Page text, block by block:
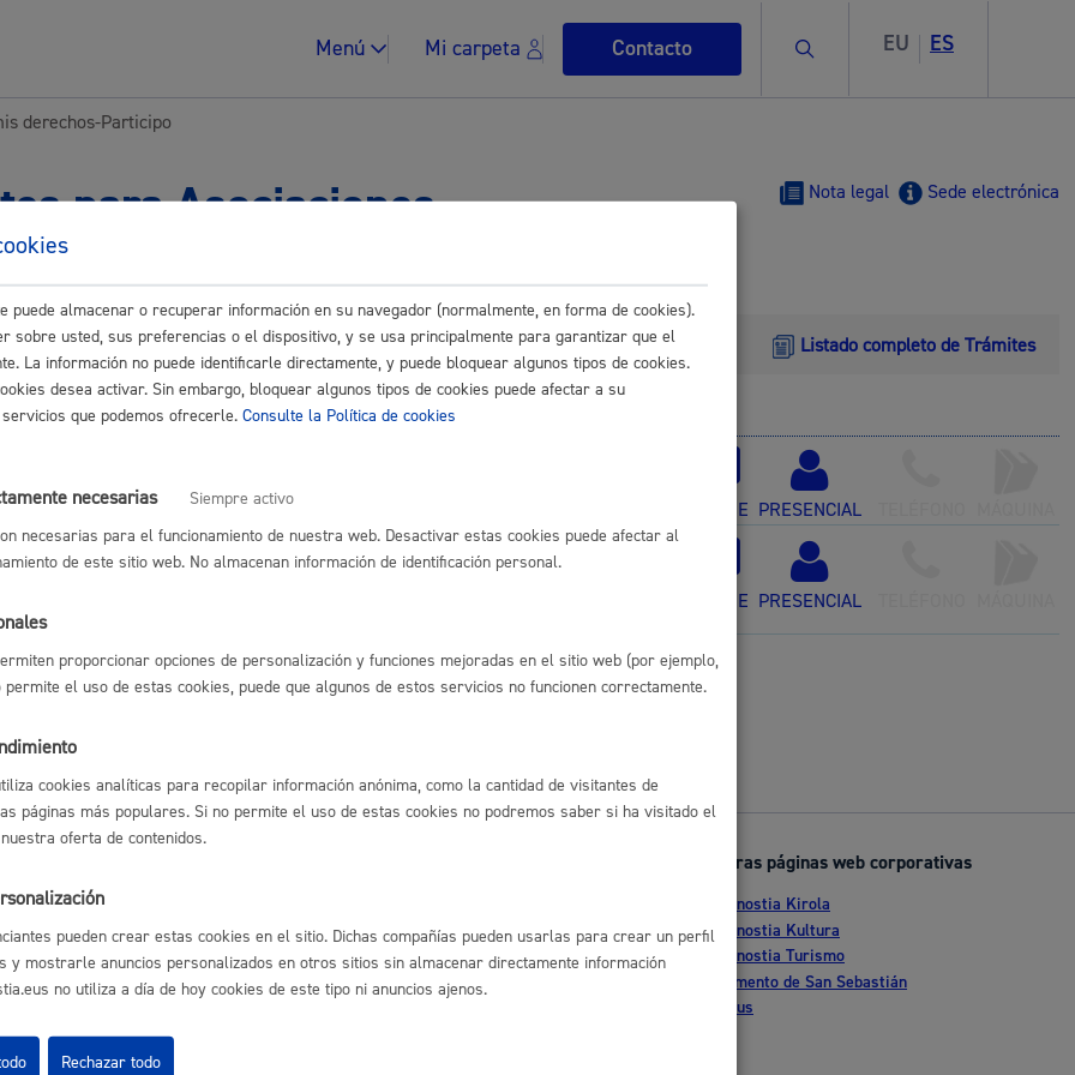
Menú Mi carpeta Contacto Buscar EU ES
Impuestos y multas
Espacio público, residuos y medioambiente
derechos-Participo
para Asociaciones-
Sede electrónica
Nota legal
Buscar Listado completo de Trámites
derechos-Participo
ONLINE PRESENCIAL
presentar alegaciones o recursos en un expediente
* Online con certificado
ONLINE PRESENCIAL
Perfil del contratante
Sede electrónica
Mapas - GeoDonostia
Otras páginas web corporativas
Donostia Kirola
Donostia Kultura
Donostia Turismo
Fomento de San Sebastián
Dbus
puede almacenar o recuperar información en su navegador (normalmente, en forma de cookies).
sobre usted, sus preferencias o el dispositivo, y se usa principalmente para garantizar que el
La información no puede identificarle directamente, y puede bloquear algunos tipos de cookies.
desea activar. Sin embargo, bloquear algunos tipos de cookies puede afectar a su
que podemos ofrecerle. Consulte la Política de cookies
necesarias
Siempre activo
necesarias para el funcionamiento de nuestra web. Desactivar estas cookies puede afectar al
de este sitio web. No almacenan información de identificación personal.
proporcionar opciones de personalización y funciones mejoradas en el sitio web (por ejemplo,
permite el uso de estas cookies, puede que algunos de estos servicios no funcionen correctamente.
cookies analíticas para recopilar información anónima, como la cantidad de visitantes de
páginas más populares. Si no permite el uso de estas cookies no podremos saber si ha visitado el
oferta de contenidos.
pueden crear estas cookies en el sitio. Dichas compañías pueden usarlas para crear un perfil
y mostrarle anuncios personalizados en otros sitios sin almacenar directamente información
no utiliza a día de hoy cookies de este tipo ni anuncios ajenos.
Rechazar todo